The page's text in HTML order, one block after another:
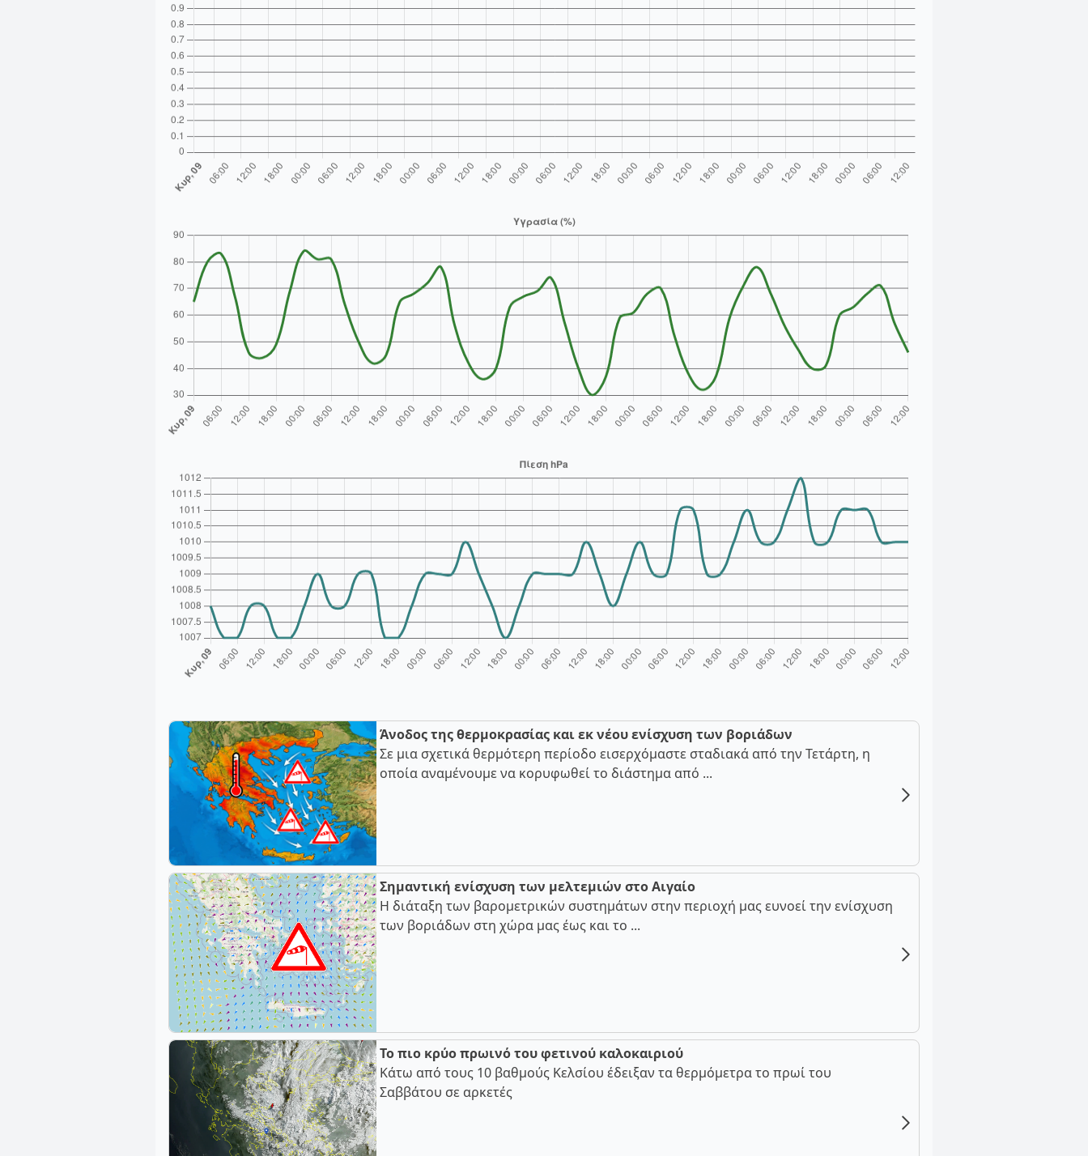
Άνοδος της θερμοκρασίας και εκ νέου ενίσχυση των βοριάδων
Σε μια σχετικά θερμότερη περίοδο εισερχόμαστε σταδιακά από την Τετάρτη, η
οποία αναμένουμε να κορυφωθεί το διάστημα από ...
Σημαντική ενίσχυση των μελτεμιών στο Αιγαίο
Η διάταξη των βαρομετρικών συστημάτων στην περιοχή μας ευνοεί την ενίσχυση
των βοριάδων στη χώρα μας έως και το ...
Το πιο κρύο πρωινό του φετινού καλοκαιριού
Κάτω από τους 10 βαθμούς Κελσίου έδειξαν τα θερμόμετρα το πρωί του
Σαββάτου σε αρκετές